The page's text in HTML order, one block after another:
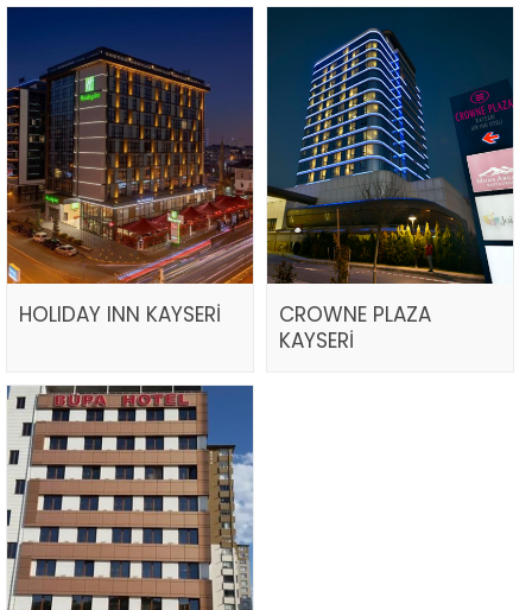
HOLIDAY INN KAYSERİ
CROWNE PLAZA
KAYSERİ